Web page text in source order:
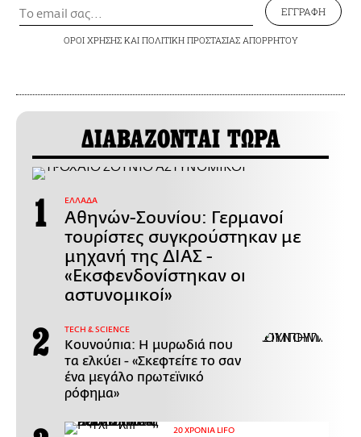
ΕΓΓΡΑΦΗ
ΟΡΟΙ ΧΡΗΣΗΣΚΑΙ ΠΟΛΙΤΙΚΗ ΠΡΟΣΤΑΣΙΑΣ ΑΠΟΡΡΗΤΟΥ
ΔΙΑΒΑΖΟΝΤΑΙ ΤΩΡΑ
ΕΛΛΑΔΑ
Αθηνών-Σουνίου: Γερμανοί
τουρίστες συγκρούστηκαν με
μηχανή της ΔΙΑΣ -
«Εκσφενδονίστηκαν οι
αστυνομικοί»
ΤECH & SCIENCE
Κουνούπια: Η μυρωδιά που
τα ελκύει - «Σκεφτείτε το σαν
ένα μεγάλο πρωτεϊνικό
ρόφημα»
20 ΧΡΟΝΙΑ LIFO